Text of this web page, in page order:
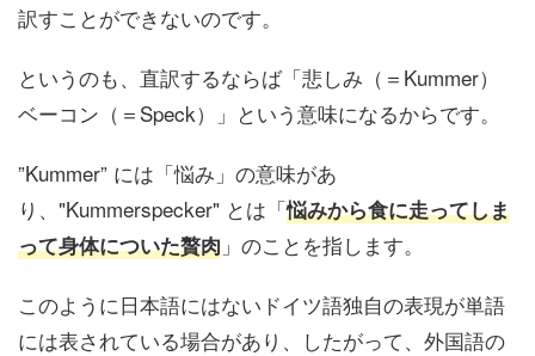
訳すことができないのです。
というのも、直訳するならば「悲しみ（＝Kummer）
ベーコン（＝Speck）」という意味になるからです。
”Kummer” には「悩み」の意味があ
り、"Kummerspecker" とは「悩みから食に走ってしま
って身体についた贅肉 」のことを指します。
このように日本語にはないドイツ語独自の表現が単語
には表されている場合があり、したがって、外国語の